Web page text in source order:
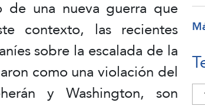
una nueva guerra que
contexto, las recientes
sobre la escalada de la
como una violación del
y Washington, son